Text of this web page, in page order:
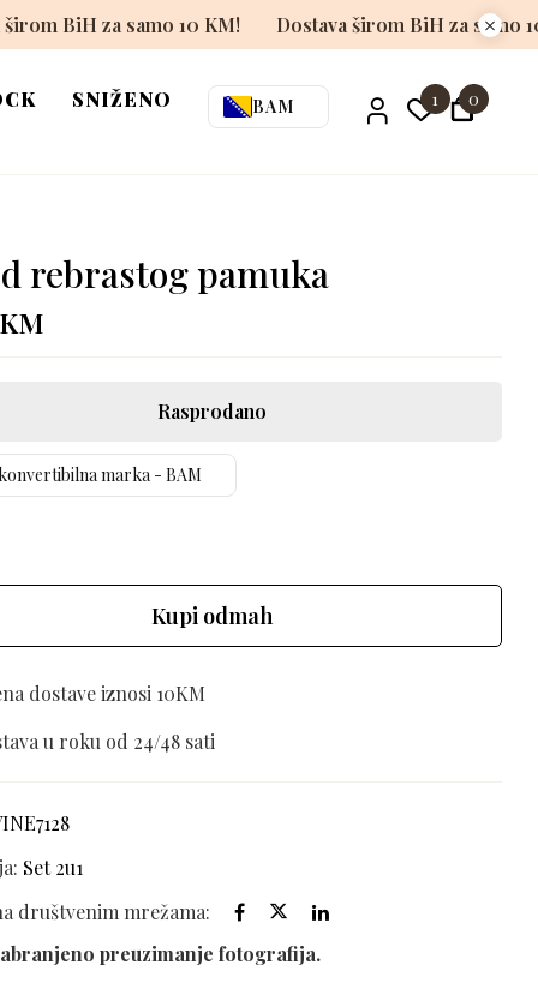
Dostava širom BiH za samo 10 KM! Dostava širom
SNIŽENO BAM 1 0
rebrastog pamuka
KM
Rasprodano
marka - BAM
Kupi odmah
dostave iznosi 10KM
u roku od 24/48 sati
Set 2u1
društvenim mrežama:
preuzimanje fotografija.